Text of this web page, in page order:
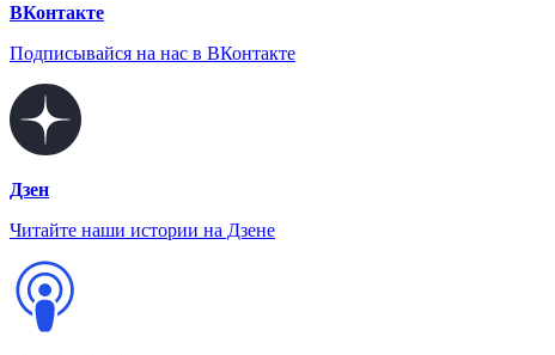
ВКонтакте
Подписывайся на нас в ВКонтакте
Дзен
Читайте наши истории на Дзене